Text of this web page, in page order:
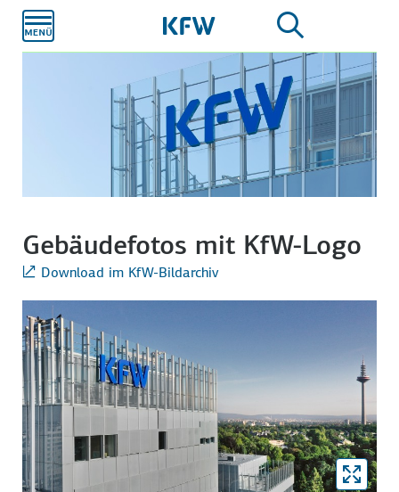
Hauptinhalt
Gebäudefotos mit KfW-Logo
Download im KfW-Bildarchiv